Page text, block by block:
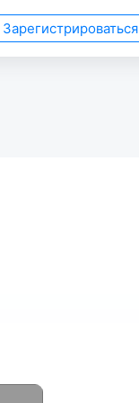
Зарегистрироваться